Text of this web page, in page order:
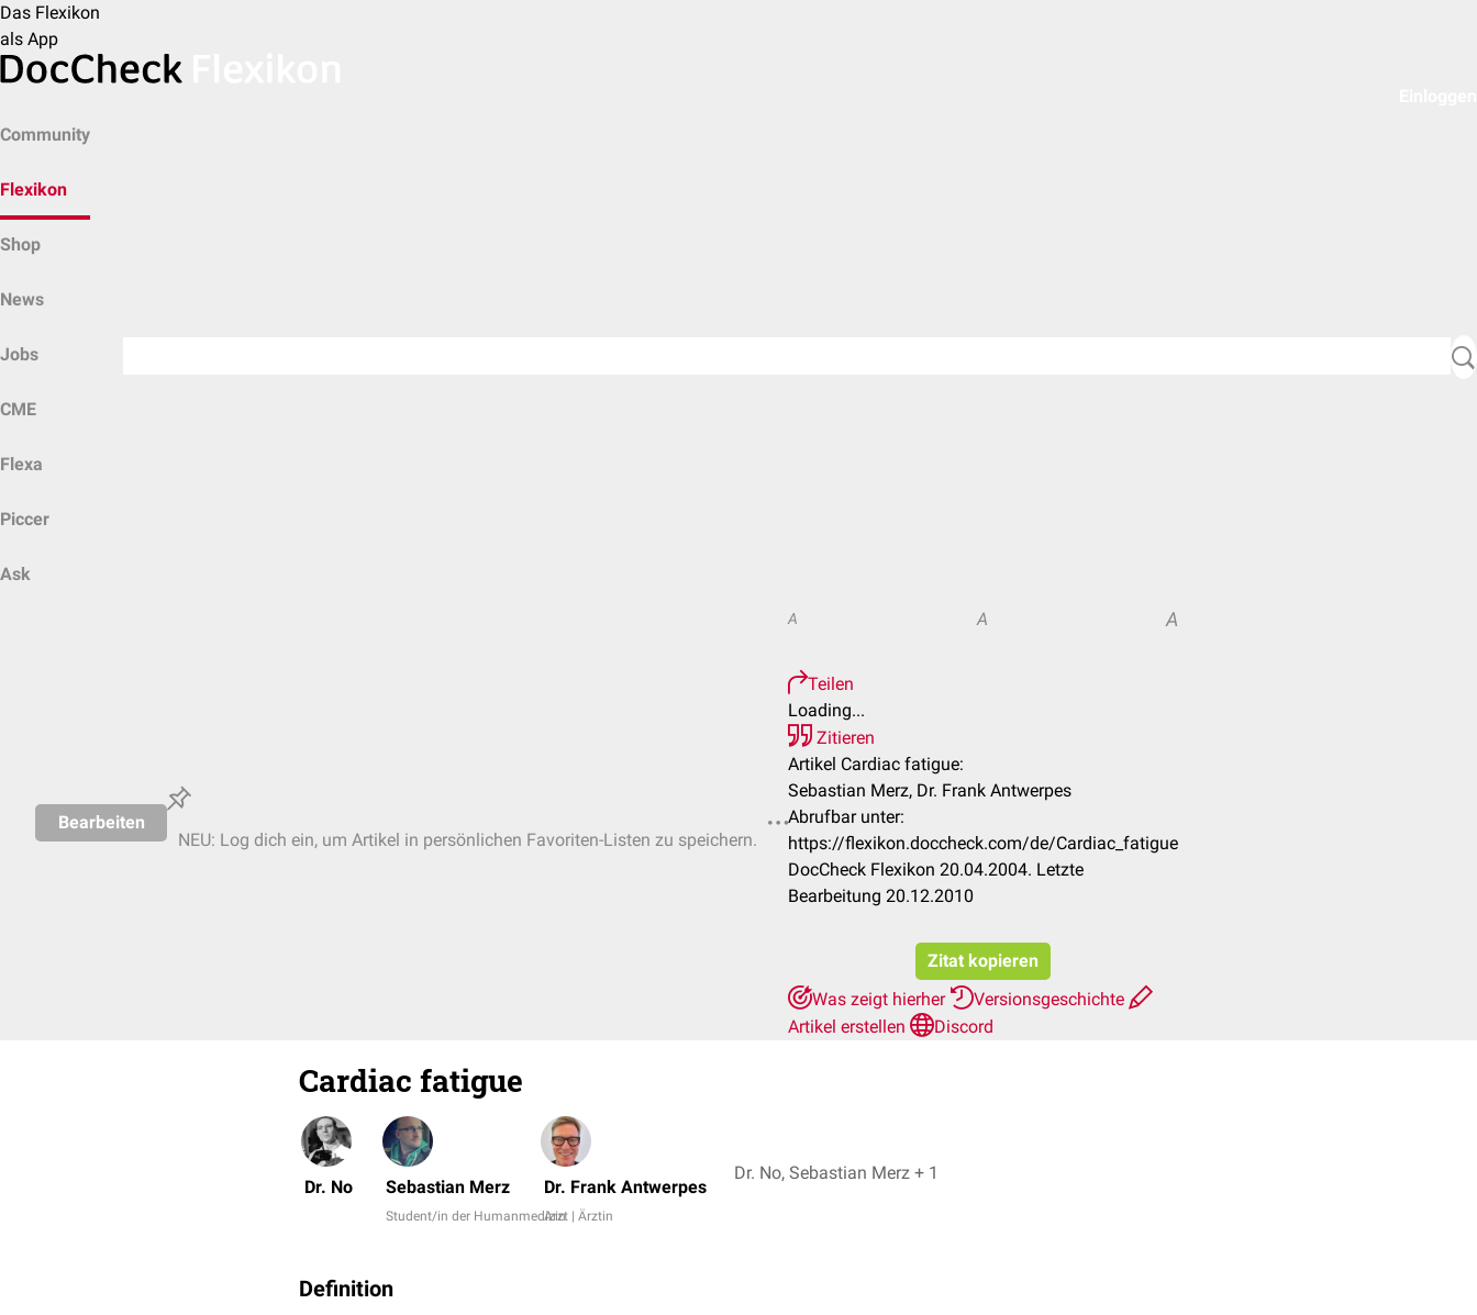
Das Flexikon
als App
Community
Flexikon
Shop
News
Jobs
CME
Flexa
Piccer
Ask
Bearbeiten
NEU: Log dich ein, um Artikel in persönlichen Favoriten-Listen zu speichern.
A A A
Teilen
Loading...
Zitieren
Artikel Cardiac fatigue:
Sebastian Merz, Dr. Frank Antwerpes
Abrufbar unter:
https://flexikon.doccheck.com/de/Cardiac_fatigue
DocCheck Flexikon 20.04.2004. Letzte
Bearbeitung 20.12.2010
Zitat kopieren
Was zeigt hierher
Versionsgeschichte
Artikel erstellen
Discord
Cardiac fatigue
Dr. No Sebastian Merz
Student/in der Humanmedizin
Dr. Frank Antwerpes
Arzt | Ärztin
Dr. No, Sebastian Merz + 1
Definition